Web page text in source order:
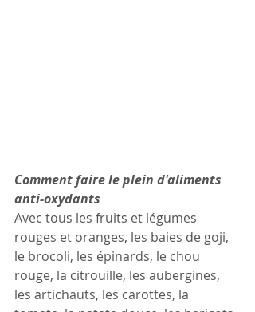
Comment faire le plein d'aliments
anti-oxydants
Avec tous les fruits et légumes
rouges et oranges, les baies de goji,
le brocoli, les épinards, le chou
rouge, la citrouille, les aubergines,
les artichauts, les carottes, la